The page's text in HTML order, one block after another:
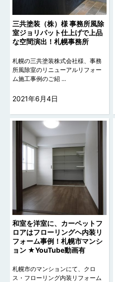
三共塗装（株）様 事務所風除
室ジョリパット仕上げで上品
な空間演出！札幌事務所
札幌の三共塗装株式会社様、事務
所風除室のリニューアルリフォー
ム施工事例のご紹 ...
2021年6月4日
和室を洋室に、カーペットフ
ロアはフローリングヘ内装リ
フォーム事例！札幌市マンシ
ョン ★YouTube動画有
札幌市のマンションにて、クロ
ス・フローリング内装リフォーム